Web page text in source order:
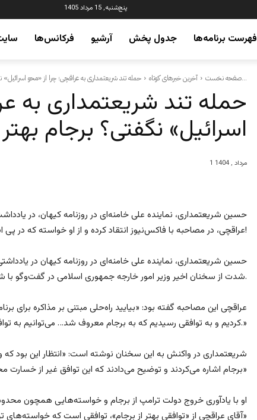
پنج‌شنبه, 15 مرداد 1405
فهرست برنامه‌ها جدول پخش آرشیو فرکانس‌ها
صفحه نخست آخرین خبرهای کوتاه حمله تند شریعتمداری به عراقچی؛ چرا از «محو اسرائیل» نگفتی؟ برجام بهتر...
حمله تند شریعتمداری به
اسرائیل» نگفتی؟ برجام
1 مرداد , 1404
حسین شریعتمداری، نماینده علی خامنه‌ای در روزنامه کیهان، در
عراقچی، در مصاحبه با فاکس‌نیوز انتقاد کرده و از او خواسته که در پی اصلاح اظهاراتش برآید!
حسین شریعتمداری، نماینده علی خامنه‌ای در روزنامه کیهان در
شدت از سخنان اخیر وزیر امور خارجه جمهوری اسلامی در گفت‌و‌گو با شبکه آمریکایی فاکس‌نیوز انتقاد کرده است.
عراقچی این مصاحبه گفته بود: «بیایید راه‌حلی مبتنی بر مذاکره برای
کردیم و به توافقی رسیدیم که به برجام معروف شد… می‌توانیم به توافقی مشابه یا حتی بهتر از آن دست یابیم.»
شریعتمداری در واکنش به این سخنان نوشته است: «انتظار این بود
برجام اشاره می‌کردند و توضیح می‌دادند که این توافق غیر از خسارت محض، چه سودی برای کشور داشته است؟»
او با یادآوری خروج دولت ترامپ از برجام و خواسته‌هایی همچون
آقای عراقچی از «توافقی بهتر از برجام»، توافقی است که خواسته‌های ترامپ را تأمین کند؟»